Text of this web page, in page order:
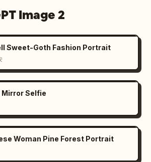
Image 2
Sweet-Goth Fashion Portrait
Mirror Selfie
Woman Pine Forest Portrait